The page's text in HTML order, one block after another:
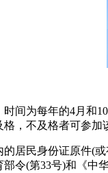
为每年的4月和10
，不及格者可参加
民身份证原件(或
令(第33号)和《中